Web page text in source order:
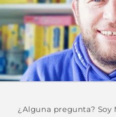
¿Alguna pregunta? Soy